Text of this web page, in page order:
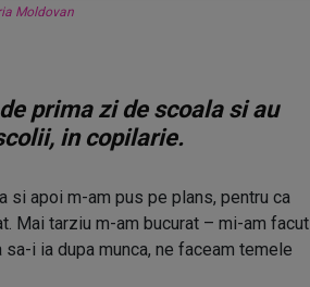
Moldovan
prima zi de scoala si au
in copilarie.
si apoi m-am pus pe plans, pentru ca
Mai tarziu m-am bucurat – mi-am facut
i ia dupa munca, ne faceam temele